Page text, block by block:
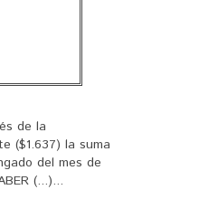
de la
($1.637) la suma
del mes de
(...)...